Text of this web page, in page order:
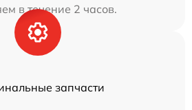
в течение 2 часов.
запчасти